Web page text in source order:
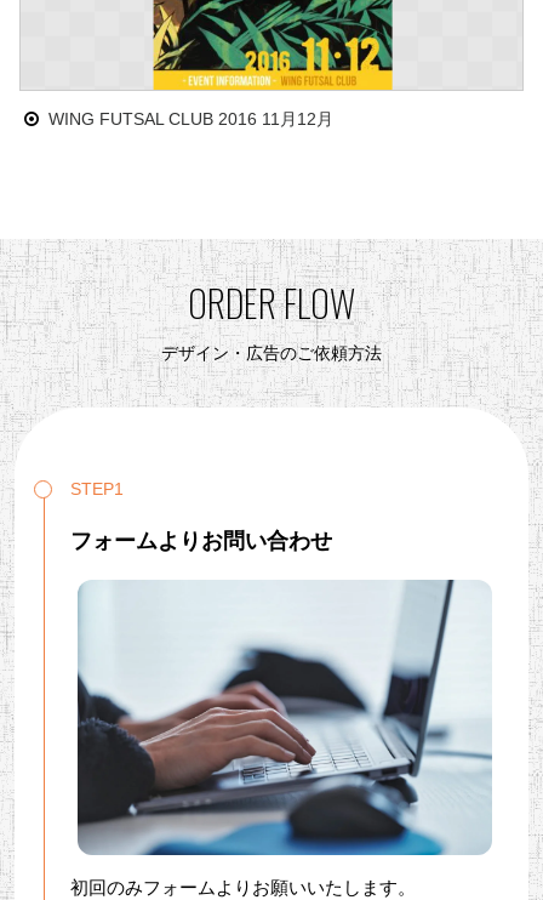
WING FUTSAL CLUB 2016 11月12月
ORDER FLOW
デザイン・広告のご依頼方法
STEP1
フォームよりお問い合わせ
初回のみフォームよりお願いいたします。